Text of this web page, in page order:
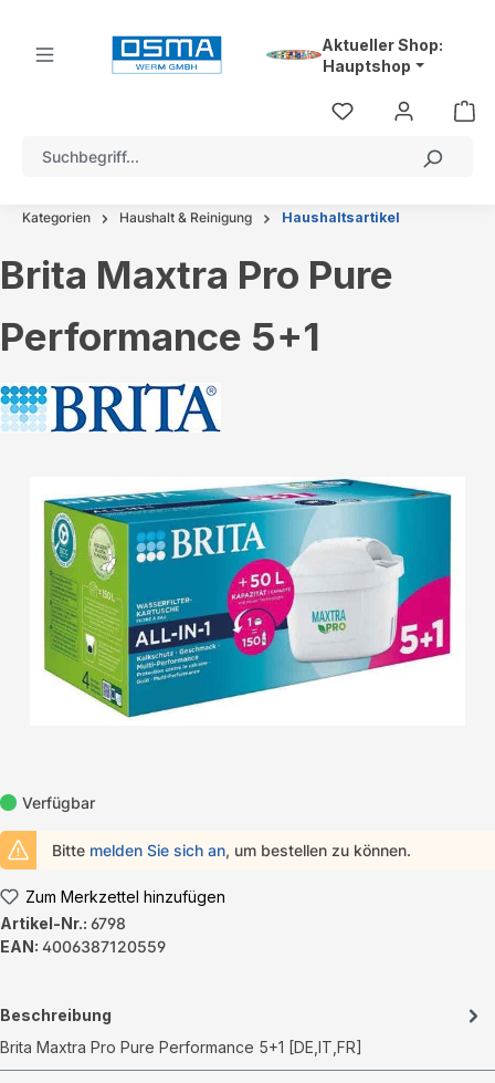
Aktueller Shop:
Hauptshop
Kategorien Haushalt & Reinigung Haushaltsartikel
Brita Maxtra Pro Pure
Performance 5+1
Bildergalerie überspringen
Verfügbar
Bitte melden Sie sich an, um bestellen zu können.
Zum Merkzettel hinzufügen
Artikel-Nr.: 6798
EAN: 4006387120559
Beschreibung
Brita Maxtra Pro Pure Performance 5+1 [DE,IT,FR]